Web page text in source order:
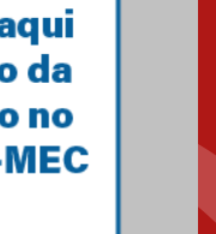
investir
filhos além da